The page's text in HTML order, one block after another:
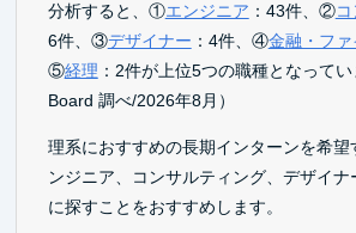
分析すると、①エンジニア ：43件、②コ
6件、③デザイナー ：4件、④金融・ファ
⑤経理 ：2件が上位5つの職種となって
Board 調べ/2026年8月）
理系におすすめの長期インターンを希望
ンジニア、コンサルティング、デザイ
に探すことをおすすめします。